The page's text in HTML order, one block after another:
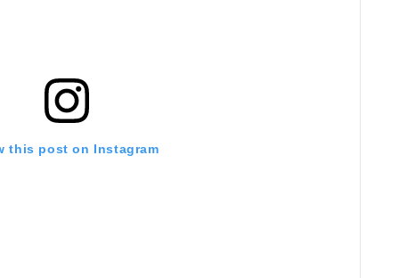
this post on Instagram